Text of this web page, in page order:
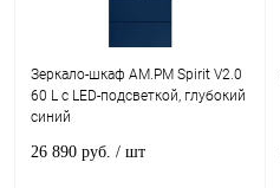
Зеркало-шкаф AM.PM Spirit V2.0
60 L с LED-подсветкой, глубокий
синий
26 890 руб. / шт